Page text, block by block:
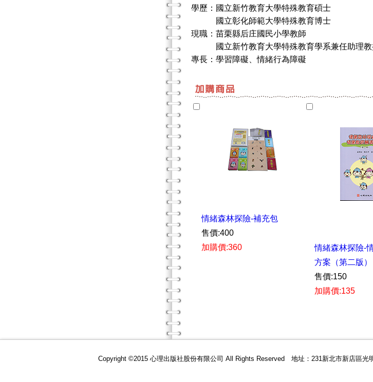
學歷：國立新竹教育大學特殊教育碩士
國立彰化師範大學特殊教育博士
現職：苗栗縣后庄國民小學教師
國立新竹教育大學特殊教育學系兼任助理教
專長：學習障礙、情緒行為障礙
情緒森林探險-補充包
售價:400
加購價:360
情緒森林探險-
方案（第二版）
售價:150
加購價:135
Copyright ©2015 心理出版社股份有限公司 All Rights Reserved 地址：231新北市新店